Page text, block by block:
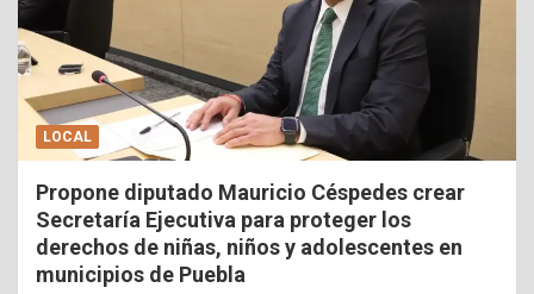
LOCAL
Propone diputado Mauricio Céspedes crear
Secretaría Ejecutiva para proteger los
derechos de niñas, niños y adolescentes en
municipios de Puebla